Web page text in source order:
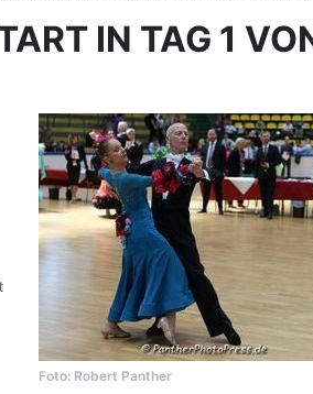
IN TAG 1
Foto: Robert Panther